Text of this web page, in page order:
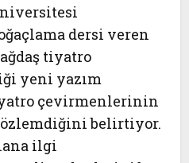
dersi veren
tiyatro
yeni yazım
çevirmenlerinin
belirtiyor.
ilgi